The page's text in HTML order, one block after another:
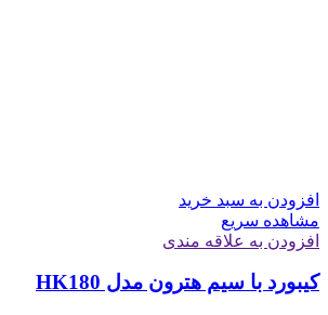
افزودن به سبد خرید
مشاهده سریع
افزودن به علاقه مندی
کیبورد با سیم هترون مدل HK180